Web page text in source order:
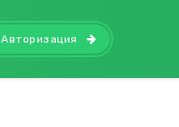
Авторизация